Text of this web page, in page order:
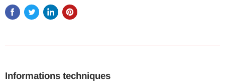
Informations techniques